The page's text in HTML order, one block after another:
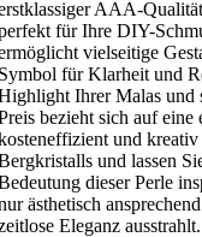
AAA-
für Ihre DIY-
vielseitige
für Klarheit und
Ihrer Malas und
bezieht sich auf
und
und lassen
dieser Perle
ästhetisch
Eleganz ausstrahlt.